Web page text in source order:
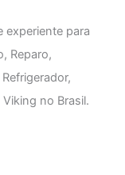
experiente para
Reparo,
no Brasil.